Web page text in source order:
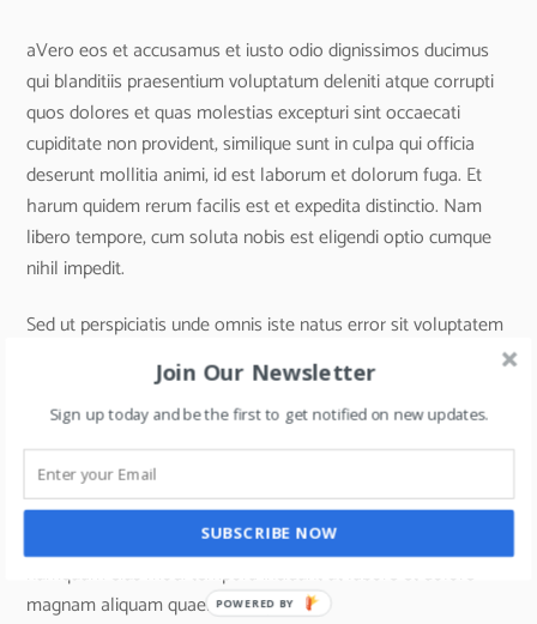
aVero eos et accusamus et iusto odio dignissimos ducimus
qui blanditiis praesentium voluptatum deleniti atque corrupti
quos dolores et quas molestias excepturi sint occaecati
cupiditate non provident, similique sunt in culpa qui officia
deserunt mollitia animi, id est laborum et dolorum fuga. Et
harum quidem rerum facilis est et expedita distinctio. Nam
libero tempore, cum soluta nobis est eligendi optio cumque
nihil impedit.
Sed ut perspiciatis unde omnis iste natus error sit voluptatem
accusantium doloremque laudantium, totam rem aperiam,
eaque ipsa quae ab illo inventore veritatis et quasi architecto
beatae vitae dicta sunt explicabo. Nemo enim ipsam
voluptatem quia voluptas sit aspernatur aut odit aut fugit, sed
quia consequuntur magni dolores eos qui ratione voluptatem
sequi nesciunt. Neque porro quisquam est, qui dolorem ipsum
quia dolor sit amet, consectetur, adipisci velit, sed quia non
numquam eius modi tempora incidunt ut labore et dolore
magnam aliquam quaerat voluptatem.
Join Our Newsletter
Sign up today and be the first to get notified on new updates.
SUBSCRIBE NOW
POWERED BY